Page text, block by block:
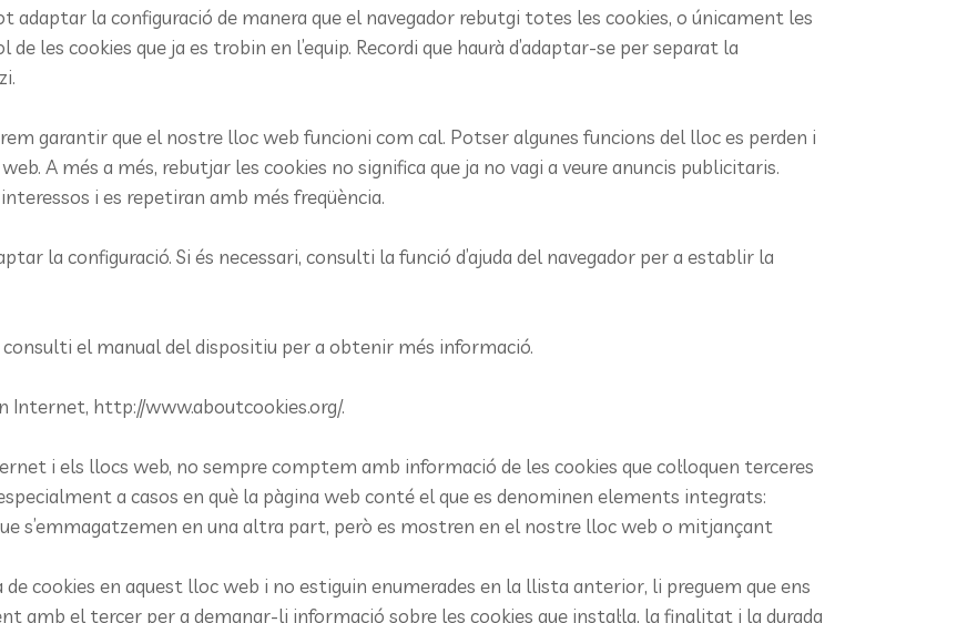
adaptar la configuració de manera que el navegador rebutgi totes les cookies, o únicament les
les cookies que ja es trobin en l’equip. Recordi que haurà d’adaptar-se per separat la
garantir que el nostre lloc web funcioni com cal. Potser algunes funcions del lloc es perden i
A més a més, rebutjar les cookies no significa que ja no vagi a veure anuncis publicitaris.
i es repetiran amb més freqüència.
la configuració. Si és necessari, consulti la funció d’ajuda del navegador per a establir la
el manual del dispositiu per a obtenir més informació.
Internet, http://www.aboutcookies.org/.
i els llocs web, no sempre comptem amb informació de les cookies que col·loquen terceres
a casos en què la pàgina web conté el que es denominen elements integrats:
s’emmagatzemen en una altra part, però es mostren en el nostre lloc web o mitjançant
cookies en aquest lloc web i no estiguin enumerades en la llista anterior, li preguem que ens
amb el tercer per a demanar-li informació sobre les cookies que instal·la, la finalitat i la durada